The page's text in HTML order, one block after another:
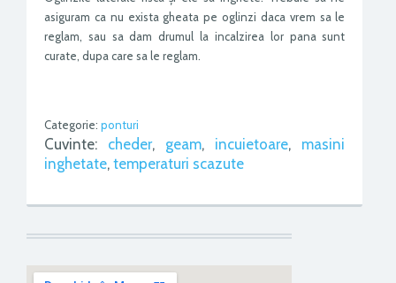
asiguram ca nu exista gheata pe oglinzi daca vrem sa le
reglam, sau sa dam drumul la incalzirea lor pana sunt
curate, dupa care sa le reglam.
Categorie: ponturi
Cuvinte: cheder, geam, incuietoare, masini
inghetate, temperaturi scazute